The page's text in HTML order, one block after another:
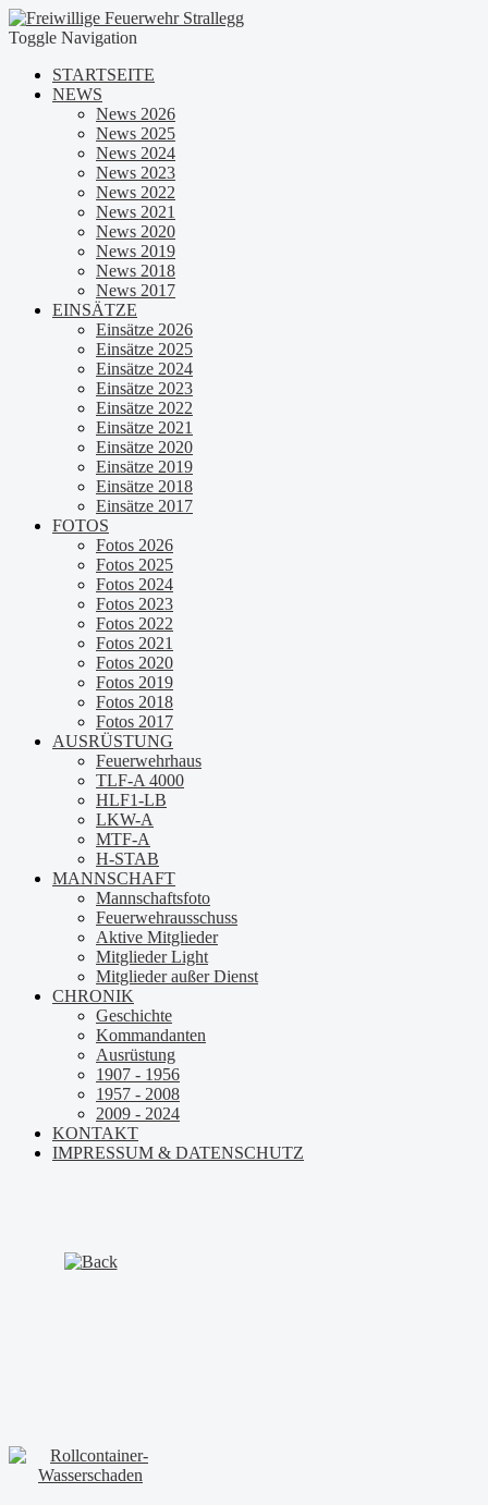
Toggle Navigation
STARTSEITE
NEWS
News 2026
News 2025
News 2024
News 2023
News 2022
News 2021
News 2020
News 2019
News 2018
News 2017
EINSÄTZE
Einsätze 2026
Einsätze 2025
Einsätze 2024
Einsätze 2023
Einsätze 2022
Einsätze 2021
Einsätze 2020
Einsätze 2019
Einsätze 2018
Einsätze 2017
FOTOS
Fotos 2026
Fotos 2025
Fotos 2024
Fotos 2023
Fotos 2022
Fotos 2021
Fotos 2020
Fotos 2019
Fotos 2018
Fotos 2017
AUSRÜSTUNG
Feuerwehrhaus
TLF-A 4000
HLF1-LB
LKW-A
MTF-A
H-STAB
MANNSCHAFT
Mannschaftsfoto
Feuerwehrausschuss
Aktive Mitglieder
Mitglieder Light
Mitglieder außer Dienst
CHRONIK
Geschichte
Kommandanten
Ausrüstung
1907 - 1956
1957 - 2008
2009 - 2024
KONTAKT
IMPRESSUM & DATENSCHUTZ